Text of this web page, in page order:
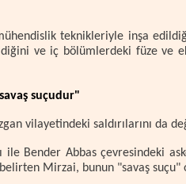
teknikleriyle inşa
ve iç bölümlerdeki füze ve
suçudur"
vilayetindeki saldırılarını da
Bender Abbas çevresindeki
belirten Mirzai, bunun "savaş